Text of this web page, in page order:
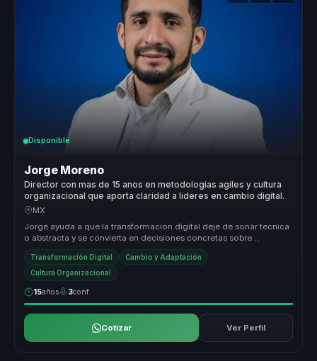
Disponible
Jorge Moreno
Director con mas de 15 anos en metodologias agiles y cultura
organizacional que aporta claridad a lideres en cambio digital.
MX
Jorge ayuda a que la transformacion digital deje de sonar tecnica
o abstracta y se convierta en decisiones concretas sobre
liderazgo, cul...
Transformación Digital Cambio y Adaptación
Cultura Organizacional
15años 3conf.
Cotizar Ver Perfil